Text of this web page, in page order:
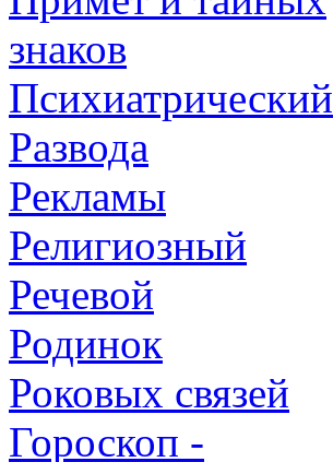
знаков
Психиатрический
Развода
Рекламы
Религиозный
Речевой
Родинок
Роковых связей
Гороскоп -